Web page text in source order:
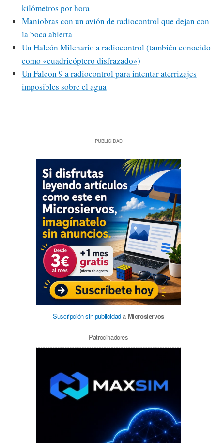
kilómetros por hora
Maniobras con un avión de radiocontrol que dejan con
la boca abierta
Un Halcón Milenario a radiocontrol (también conocido
como «cuadricóptero disfrazado»)
Un Falcon 9 a radiocontrol para intentar aterrizajes
imposibles sobre el agua
PUBLICIDAD
Suscripción sin publicidada Microsiervos
Patrocinadores